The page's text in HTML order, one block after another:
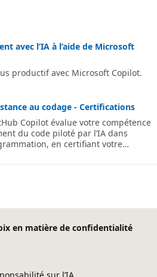
avec l’IA à l’aide de Microsoft
productif avec Microsoft Copilot.
au codage - Certifications
Copilot évalue votre compétence
du code piloté par l’IA dans
en certifiant votre
en matière de confidentialité